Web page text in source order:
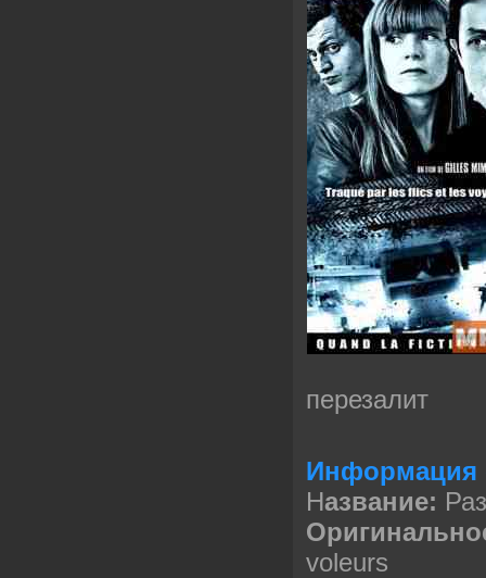
перезалит
Название:
voleurs